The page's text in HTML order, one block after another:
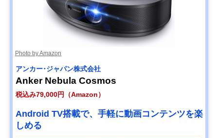
Photo by Amazon
アンカー･ジャパン株式会社
Anker Nebula Cosmos
税込み79,000円（Amazon）
Android TV搭載で、手軽に動画コンテンツを楽
しめる